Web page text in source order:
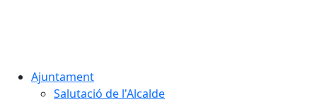
Ajuntament
Salutació de l'Alcalde